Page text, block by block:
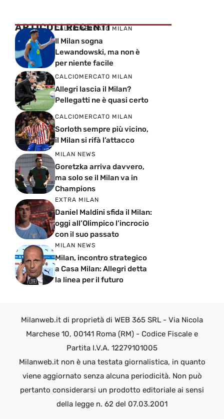
ARTICOLI RECENTI
CALCIOMERCATO MILAN
Il Milan sogna
Lewandowski, ma non è
per niente facile
CALCIOMERCATO MILAN
Allegri lascia il Milan?
Pellegatti ne è quasi certo
CALCIOMERCATO MILAN
Sorloth sempre più vicino,
il Milan si rifà l’attacco
MILAN NEWS
Goretzka arriva davvero,
ma solo se il Milan va in
Champions
EXTRA MILAN
Daniel Maldini sfida il Milan:
oggi all’Olimpico l’incrocio
con il suo passato
MILAN NEWS
Milan, incontro strategico
a Casa Milan: Allegri detta
la linea per il futuro
Milanweb.it di proprietà di WEB 365 SRL - Via Nicola
Marchese 10, 00141 Roma (RM) - Codice Fiscale e
Partita I.V.A. 12279101005
Milanweb.it non è una testata giornalistica, in quanto
viene aggiornato senza alcuna periodicità. Non può
pertanto considerarsi un prodotto editoriale ai sensi
della legge n. 62 del 07.03.2001